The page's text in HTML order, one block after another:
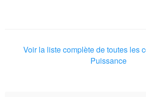
Voir la liste complète de toutes les
Puissance